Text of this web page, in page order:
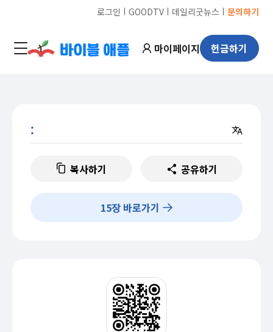
로그인 ㅣ GOODTVㅣ 데일리굿뉴스 ㅣ 문의하기
마이페이지 헌금하기
:
복사하기 공유하기
15장 바로가기